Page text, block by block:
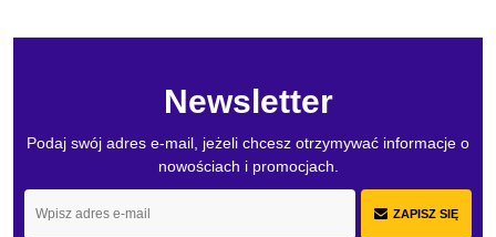
Newsletter
Podaj swój adres e-mail, jeżeli chcesz otrzymywać informacje o
nowościach i promocjach.
ZAPISZ SIĘ